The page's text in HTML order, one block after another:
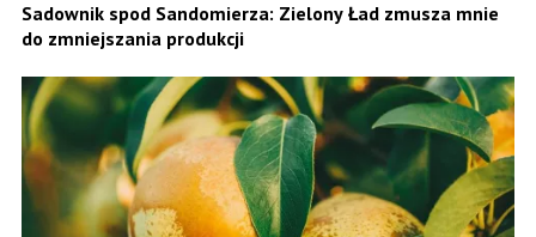
Sadownik spod Sandomierza: Zielony Ład zmusza mnie
do zmniejszania produkcji